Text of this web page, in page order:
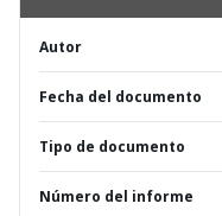
Autor
Fecha del documento
Tipo de documento
Número del informe